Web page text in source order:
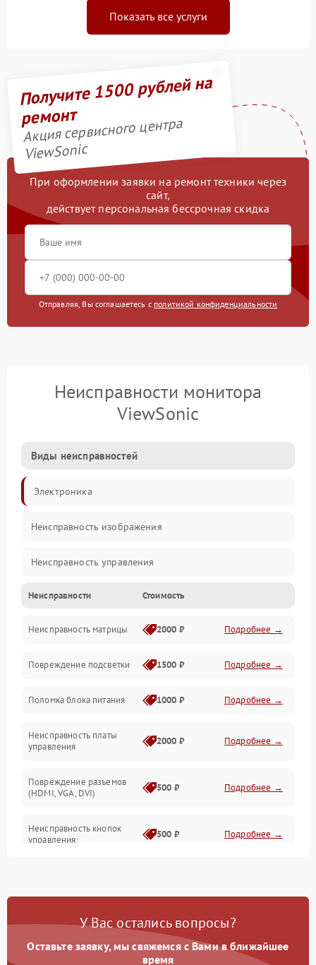
Показать все услуги
Получите 1500 рублей на
ремонт
Акция сервисного центра
ViewSonic
При оформлении заявки на ремонт техники через
сайт,
действует персональная бессрочная скидка
Отправляя, Вы соглашаетесь с политикой конфиденциальности
Неисправности монитора
ViewSonic
Виды неисправностей
Электроника
Неисправность изображения
Неисправность управления
Неисправность интерфейсов
Прочие неисправности
Неисправность звука
Механические повреждения
Неисправности Стоимость
Неисправность матрицы 2000 ₽ Подробнее →
Повреждение подсветки 1500 ₽ Подробнее →
Поломка блока питания 1000 ₽ Подробнее →
Неисправность платы
управления
2000 ₽ Подробнее →
Повреждение разъемов
(HDMI, VGA, DVI)
500 ₽ Подробнее →
Неисправность кнопок
управления
500 ₽ Подробнее →
питания
Подробнее →
1000 ₽ Подробнее →
У Вас остались вопросы?
Оставьте заявку, мы свяжемся с Вами в ближайшее
время